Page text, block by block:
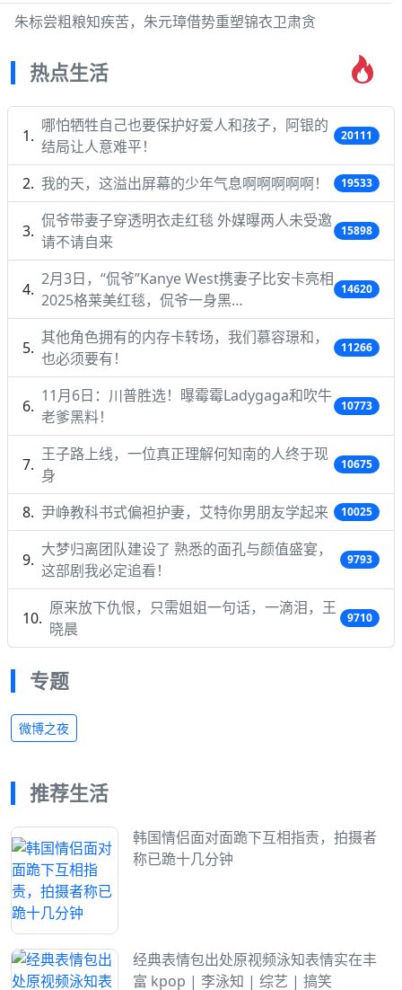
朱标尝粗粮知疾苦，朱元璋借势重塑锦衣卫肃贪
热点生活
哪怕牺牲自己也要保护好爱人和孩子，阿银的
结局让人意难平！
20111
我的天，这溢出屏幕的少年气息啊啊啊啊啊！ 19533
侃爷带妻子穿透明衣走红毯 外媒曝两人未受邀
请不请自来
15898
2月3日，“侃爷”Kanye West携妻子比安卡亮相
2025格莱美红毯，侃爷一身黑…
14620
其他角色拥有的内存卡转场，我们慕容璟和，
也必须要有！
11266
11月6日：川普胜选！曝霉霉Ladygaga和吹牛
老爹黑料！
10773
王子路上线，一位真正理解何知南的人终于现
身
10675
尹峥教科书式偏袒护妻，艾特你男朋友学起来 10025
大梦归离团队建设了 熟悉的面孔与颜值盛宴，
这部剧我必定追看！
9793
原来放下仇恨，只需姐姐一句话，一滴泪，王
晓晨
9710
专题
微博之夜
推荐生活
韩国情侣面对面跪下互相指责，拍摄者
称已跪十几分钟
经典表情包出处原视频泳知表情实在丰
富 kpop | 李泳知 | 综艺 | 搞笑